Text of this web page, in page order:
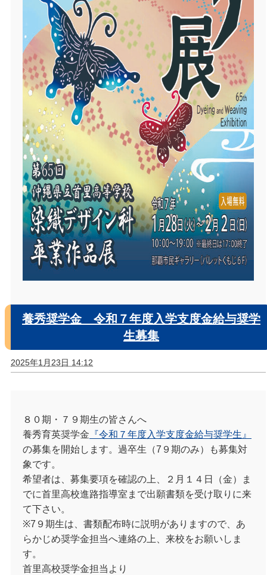
養秀奨学金 令和７年度入学支度金給与奨学
生募集
2025年1月23日 14:12
８０期・７９期生の皆さんへ
養秀育英奨学金 『令和７年度入学支度金給与奨学生』
の募集を開始します。過卒生（7９期のみ）も募集対
象です。
希望者は、募集要項を確認の上、２月１４日（金）ま
でに首里高校進路指導室まで出願書類を受け取りに来
て下さい。
※7９期生は、書類配布時に説明がありますので、あ
らかじめ奨学金担当へ連絡の上、来校をお願いしま
す。
首里高校奨学金担当より